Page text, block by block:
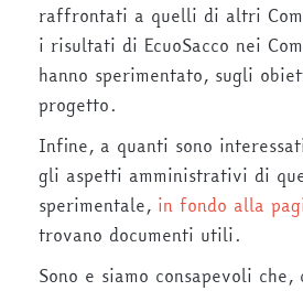
raffrontati a quelli di altri
i risultati di EcuoSacco nei
hanno sperimentato, sugli
progetto.
Infine, a quanti sono
gli aspetti amministrativi di
sperimentale, in fondo alla
trovano documenti utili.
Sono e siamo consapevoli che,